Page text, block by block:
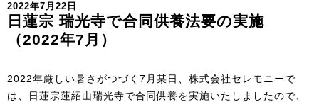
2022年7月22日
日蓮宗 瑞光寺で合同供養法要の実施
（2022年7月）
2022年厳しい暑さがつづく7月某日、株式会社セレモニーで
は、日蓮宗蓮紹山瑞光寺で合同供養を実施いたしましたので、